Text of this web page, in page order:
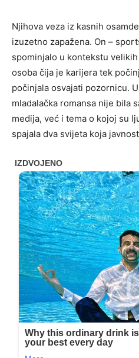
Njihova veza iz kasnih
izuzetno zapažena. On –
spominjalo u kontekstu
osoba čija je karijera tek
počinjala osvajati pozornicu.
mladalačka romansa nije bila
medija, već i tema o kojoj su
spajala dva svijeta koja